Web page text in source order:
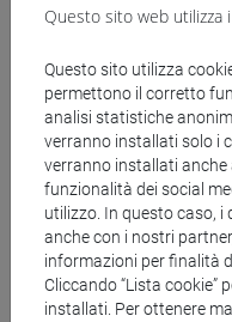
Docenti
SIANI Edoardo-
Materiali didattici
Materiali su Moodle
Questo sito web utilizza
Questo sito utilizza
permettono il corretto
analisi statistiche
verranno installati solo i
verranno installati
funzionalità dei social
utilizzo. In questo caso,
anche con i nostri
informazioni per finalità
Cliccando “Lista cookie”
installati. Per ottenere